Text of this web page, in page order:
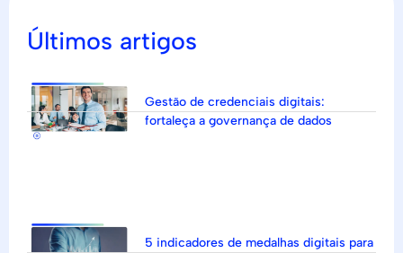
Últimos artigos
Gestão de credenciais digitais:
fortaleça a governança de dados
5 indicadores de medalhas digitais para